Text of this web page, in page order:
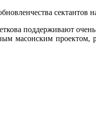
поддерживают
масонским